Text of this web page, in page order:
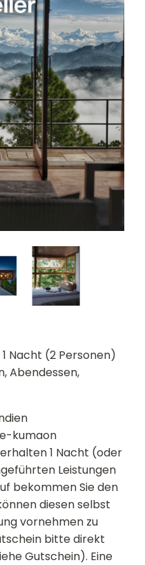
Nacht (2 Personen)
Abendessen,
kumaon
1 Nacht (oder
Leistungen
bekommen Sie den
diesen selbst
vornehmen zu
bitte direkt
Gutschein). Eine